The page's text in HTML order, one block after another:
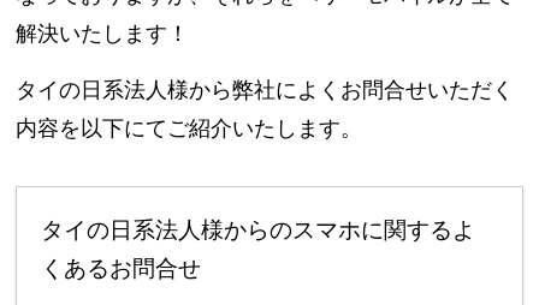
解決いたします！
タイの日系法人様から弊社によくお問合せいただく
内容を以下にてご紹介いたします。
タイの日系法人様からのスマホに関するよ
くあるお問合せ